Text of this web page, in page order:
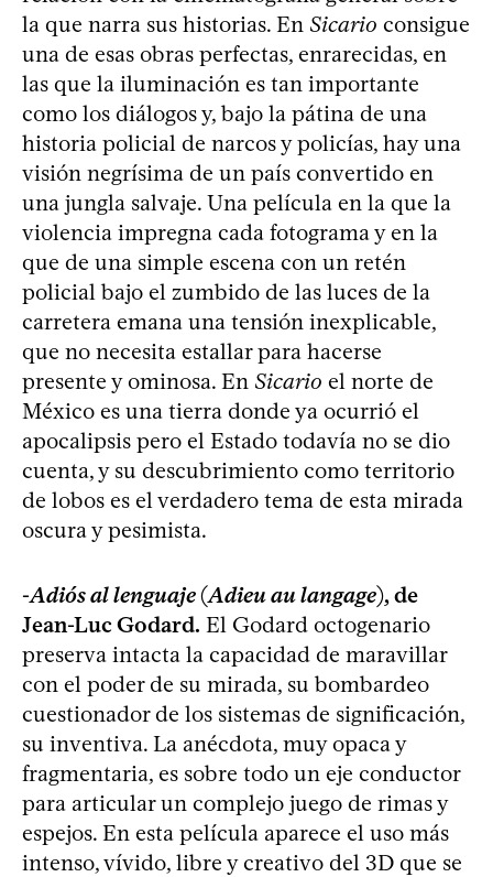
la que narra sus historias. En Sicario consigue
una de esas obras perfectas, enrarecidas, en
las que la iluminación es tan importante
como los diálogos y, bajo la pátina de una
historia policial de narcos y policías, hay una
visión negrísima de un país convertido en
una jungla salvaje. Una película en la que la
violencia impregna cada fotograma y en la
que de una simple escena con un retén
policial bajo el zumbido de las luces de la
carretera emana una tensión inexplicable,
que no necesita estallar para hacerse
presente y ominosa. En Sicario el norte de
México es una tierra donde ya ocurrió el
apocalipsis pero el Estado todavía no se dio
cuenta, y su descubrimiento como territorio
de lobos es el verdadero tema de esta mirada
oscura y pesimista.
-Adiós al lenguaje(Adieu au langage), de
Jean-Luc Godard. El Godard octogenario
preserva intacta la capacidad de maravillar
con el poder de su mirada, su bombardeo
cuestionador de los sistemas de significación,
su inventiva. La anécdota, muy opaca y
fragmentaria, es sobre todo un eje conductor
para articular un complejo juego de rimas y
espejos. En esta película aparece el uso más
intenso, vívido, libre y creativo del 3D que se